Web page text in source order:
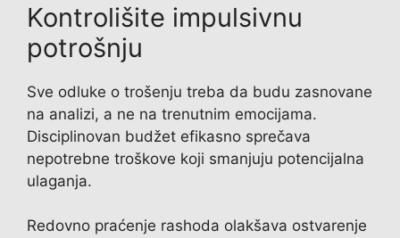
Kontrolišite impulsivnu
potrošnju
Sve odluke o trošenju treba da budu zasnovane
na analizi, a ne na trenutnim emocijama.
Disciplinovan budžet efikasno sprečava
nepotrebne troškove koji smanjuju potencijalna
ulaganja.
Redovno praćenje rashoda olakšava ostvarenje